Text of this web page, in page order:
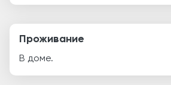
Проживание
В доме.